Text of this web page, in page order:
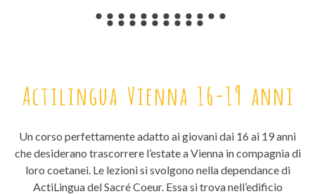
Actilingua Vienna 16-19 anni
Un corso perfettamente adatto ai giovani dai 16 ai 19 anni
che desiderano trascorrere l’estate a Vienna in compagnia di
loro coetanei. Le lezioni si svolgono nella dependance di
ActiLingua del Sacré Coeur. Essa si trova nell’edificio